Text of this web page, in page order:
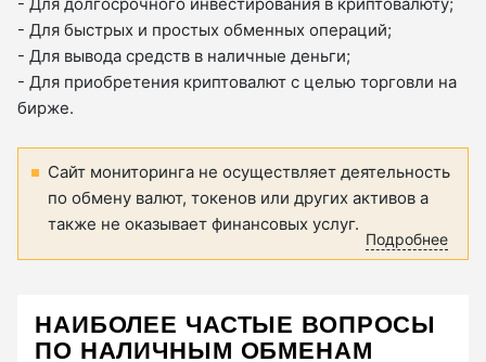
- Для долгосрочного инвестирования в криптовалюту;
- Для быстрых и простых обменных операций;
- Для вывода средств в наличные деньги;
- Для приобретения криптовалют с целью торговли на
бирже.
Сайт мониторинга не осуществляет деятельность
по обмену валют, токенов или других активов а
также не оказывает финансовых услуг.
Подробнее
НАИБОЛЕЕ ЧАСТЫЕ ВОПРОСЫ
ПО НАЛИЧНЫМ ОБМЕНАМ